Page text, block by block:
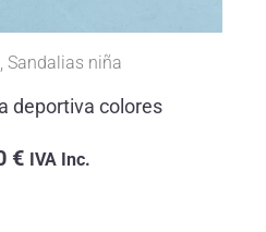
Sandalias niña
deportiva colores
€ IVA Inc.